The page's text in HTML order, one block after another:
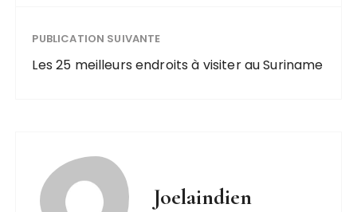
PUBLICATION SUIVANTE
Les 25 meilleurs endroits à visiter au Suriname
Joelaindien